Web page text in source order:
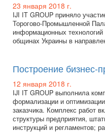
23 января 2018 г.
IJI IT GROUP приняло
Торогово-Промышленной
информационных
общинах Украины в
Построение бизнес-
12 января 2018 г.
IJI IT GROUP выполнила
формализации и
заказчика. Комплекс работ
структуры предприятия,
инструкций и регламентов;